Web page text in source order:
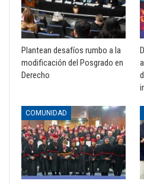
Plantean desafíos rumbo a la
modificación del Posgrado en
Derecho
COMUNIDAD